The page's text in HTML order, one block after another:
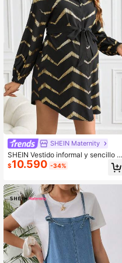
SHEIN Maternity
SHEIN Vestido informal y sencillo d
e maternidad, adecuado para el uso
diario
$10.590 -34%